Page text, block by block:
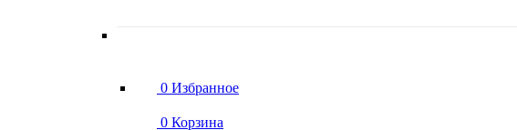
0 Избранное
0 Корзина